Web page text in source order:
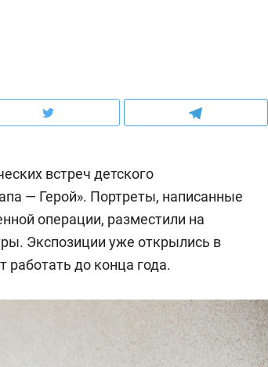
встреч детского
— Герой». Портреты, написанные
операции, разместили на
Экспозиции уже открылись в
работать до конца года.